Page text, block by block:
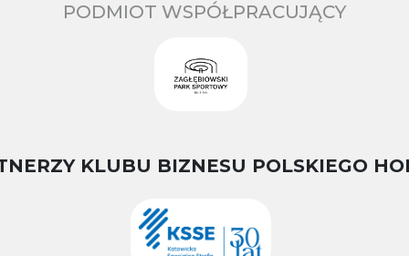
PODMIOT WSPÓŁPRACUJĄCY
KLUBU BIZNESU POLSKIEGO